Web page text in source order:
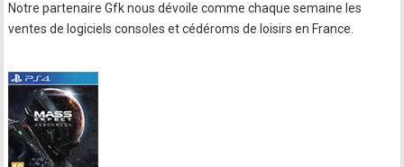
Notre partenaire Gfk nous dévoile comme chaque semaine les
ventes de logiciels consoles et cédéroms de loisirs en France.